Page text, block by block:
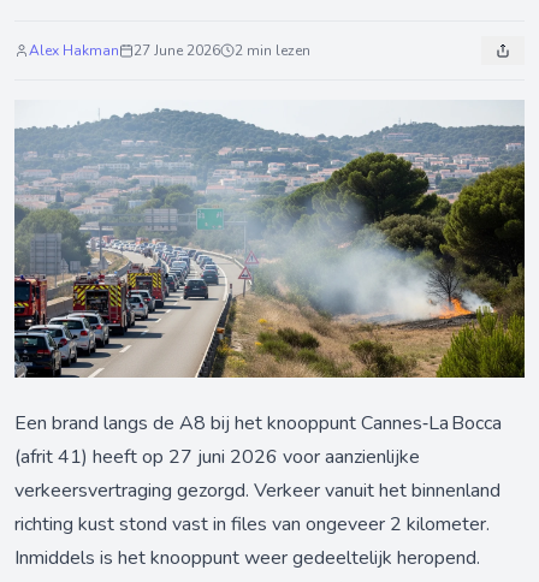
Alex Hakman 27 June 2026 2 min lezen
Een brand langs de A8 bij het knooppunt Cannes‑La Bocca
(afrit 41) heeft op 27 juni 2026 voor aanzienlijke
verkeersvertraging gezorgd. Verkeer vanuit het binnenland
richting kust stond vast in files van ongeveer 2 kilometer.
Inmiddels is het knooppunt weer gedeeltelijk heropend.